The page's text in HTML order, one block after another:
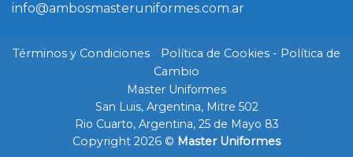
info@ambosmasteruniformes.com.ar
Términos y Condiciones - Política de Cookies - Política de
Cambio
Master Uniformes
San Luis, Argentina, Mitre 502
Rio Cuarto, Argentina, 25 de Mayo 83
Copyright 2026 © Master Uniformes